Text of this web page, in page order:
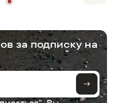
за подписку на